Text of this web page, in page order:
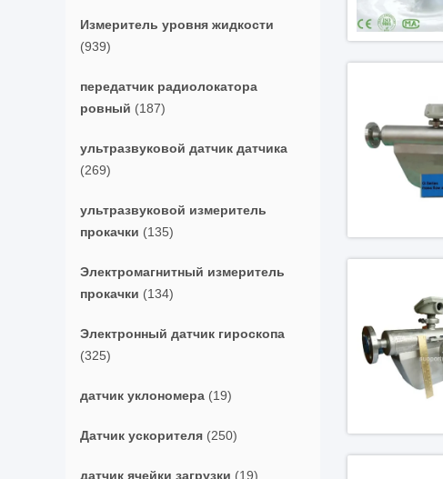
Измеритель уровня жидкости
(939)
передатчик радиолокатора
ровный (187)
ультразвуковой датчик датчика
(269)
ультразвуковой измеритель
прокачки (135)
Электромагнитный измеритель
прокачки (134)
Электронный датчик гироскопа
(325)
датчик уклономера (19)
Датчик ускорителя (250)
датчик ячейки загрузки (19)